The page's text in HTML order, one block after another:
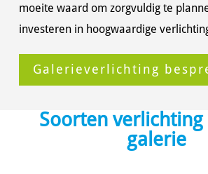
moeite waard om zorgvuldig te
investeren in hoogwaardige
Galerieverlichting
Soorten
galerie